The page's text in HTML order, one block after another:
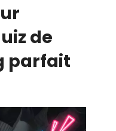
de
parfait